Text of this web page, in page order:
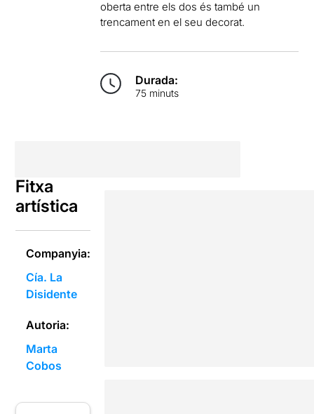
oberta entre els dos és també un
trencament en el seu decorat.
Durada:
75 minuts
Fitxa
artística
Companyia:
Cía. La
Disidente
Autoria:
Marta
Cobos